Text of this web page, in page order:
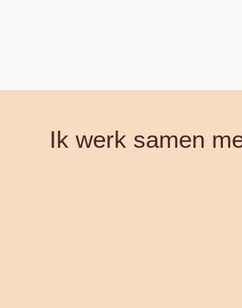
Ik werk samen